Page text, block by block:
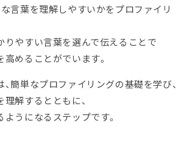
言葉を理解しやすいかをプロファイリ
りやすい言葉を選んで伝えることで
めることがでいます。
簡単なプロファイリングの基礎を学び、
解するとともに、
うになるステップです。